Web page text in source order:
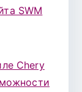
SWM
Chery